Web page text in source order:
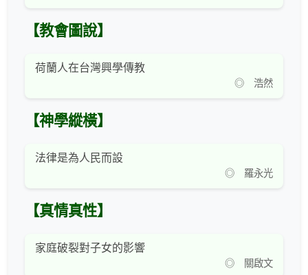
【教會圖說】
荷蘭人在台灣興學傳教
◎ 浩然
【神學縱橫】
法律是為人民而設
◎ 羅永光
【真情真性】
家庭破裂對子女的影響
◎ 關啟文